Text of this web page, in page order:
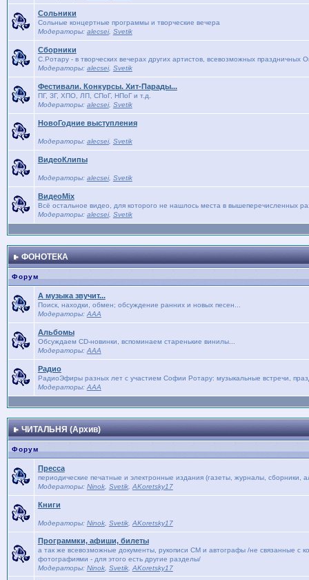
Сольники
Сольные концертные программы и творческие вечера
Модераторы: alecsei, Svetik
Сборники
С.Ротару - в творческих вечерах других артистов, всевозможных праздничных
Модераторы: alecsei, Svetik
Фестивали. Конкурсы. Хит-Парады...
ПГ, ЗГ, ХПО, ЛП, СПоГ, НПоГ и т.д.
Модераторы: alecsei, Svetik
НовоГодние выступления
Модераторы: alecsei, Svetik
ВидеоКлипы
Модераторы: alecsei, Svetik
ВидеоMix
Всё остальное видео, для которого не нашлось места в вышеперечисленных
Модераторы: alecsei, Svetik
ФОНОТЕКА
Форум
А музыка звучит...
Поиск, находки, обмен; обсуждение ранних и новых песен...
Модераторы: AAA
Альбомы
Обсуждаем CD-новинки, вспоминаем старенькие винилы...
Модераторы: AAA
Радио
РадиоЭфиры разных лет с участием Софии Ротару: музыкальные встречи,
Модераторы: AAA
ЧИТАЛЬНЯ (Архив)
Форум
Пресса
периодические печатные и электронные издания (газеты, журналы, сборники,
Модераторы: Ninok, Svetik, AKoretsky17
Книги
Модераторы: Ninok, Svetik, AKoretsky17
Программки, афиши, билеты
а так же всевозможные документы, рукописи СМ и автографы /не связанные с
фотографиями - для этого есть другие разделы/
Модераторы: Ninok, Svetik, AKoretsky17